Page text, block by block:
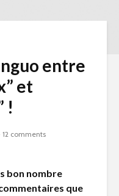
entre
et
!
12 comments
bon nombre
que